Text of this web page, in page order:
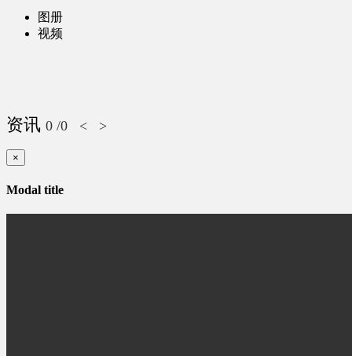
图册
视频
资讯 0 /0 < >
×
Modal title